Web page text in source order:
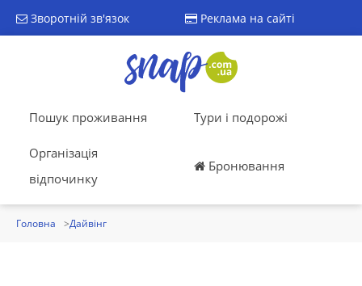
Зворотній зв'язок Реклама на сайті
Пошук проживання Тури і подорожі
Організація
відпочинку
Бронювання
Головна Дайвінг